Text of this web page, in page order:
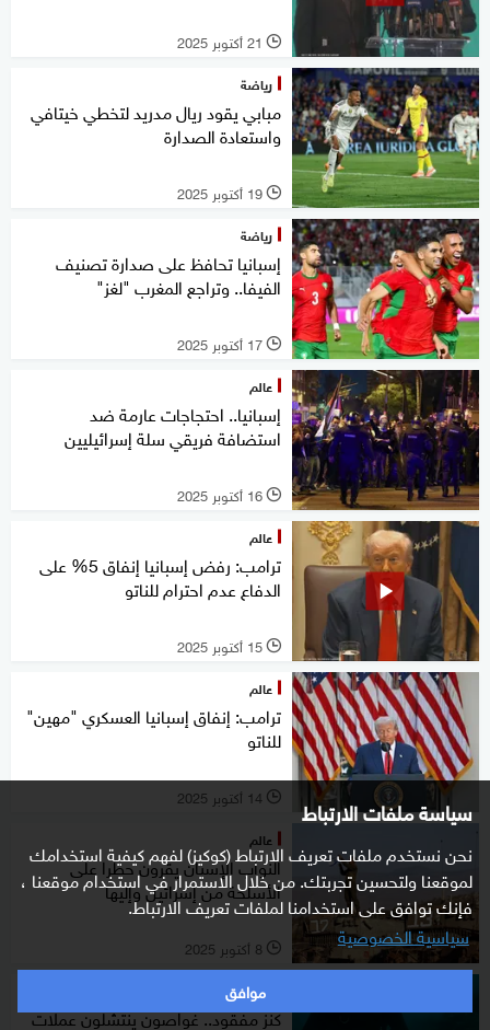
سياسة ملفات الارتباط
نحن نستخدم ملفات تعريف الارتباط (كوكيز) لفهم كيفية استخدامك
لموقعنا ولتحسين تجربتك. من خلال الاستمرار في استخدام موقعنا ،
فإنك توافق على استخدامنا لملفات تعريف الارتباط.
سياسية الخصوصية
موافق
l 21 أكتوبر 2025
رياضة
مبابي يقود ريال مدريد لتخطي خيتافي
واستعادة الصدارة
l 19 أكتوبر 2025
رياضة
إسبانيا تحافظ على صدارة تصنيف
الفيفا.. وتراجع المغرب "لغز"
l 17 أكتوبر 2025
عالم
إسبانيا.. احتجاجات عارمة ضد
استضافة فريقي سلة إسرائيليين
l 16 أكتوبر 2025
عالم
ترامب: رفض إسبانيا إنفاق 5% على
الدفاع عدم احترام للناتو
l 15 أكتوبر 2025
عالم
ترامب: إنفاق إسبانيا العسكري "مهين"
للناتو
l 14 أكتوبر 2025
عالم
النواب الإسبان يقرون حظرا على
الأسلحة من إسرائيل وإليها
l 8 أكتوبر 2025
منوعات
كنز مفقود.. غواصون ينتشلون عملات